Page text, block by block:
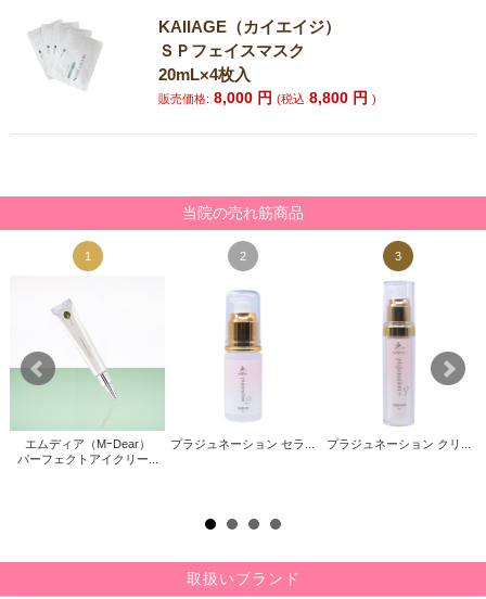
KAIIAGE（カイエイジ）
ＳＰフェイスマスク
20mL×4枚入
販売価格: 8,000 円(税込 8,800 円)
当院の売れ筋商品
1
エムディア（MｰDear）
パーフェクトアイクリー...
2
プラジュネーション セラ...
3
プラジュネーション クリ...
取扱いブランド